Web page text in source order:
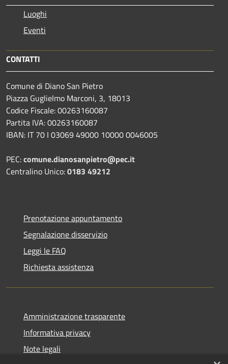
Luoghi
Eventi
CONTATTI
Comune di Diano San Pietro
Piazza Guglielmo Marconi, 3, 18013
Codice Fiscale: 00263160087
Partita IVA: 00263160087
IBAN: IT 70 I 03069 49000 10000 0046005
PEC:comune.dianosanpietro@pec.it
Centralino Unico:0183 49212
Prenotazione appuntamento
Segnalazione disservizio
Leggi le FAQ
Richiesta assistenza
Amministrazione trasparente
Informativa privacy
Note legali